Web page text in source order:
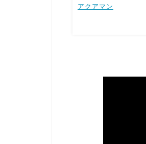
アクアマン